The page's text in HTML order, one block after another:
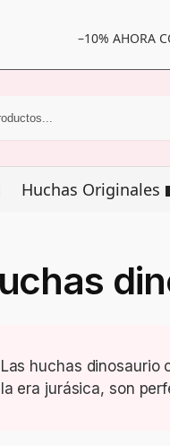
–10% AHORA
Huchas Originales
Las huchas dinosaurio
la era jurásica, son